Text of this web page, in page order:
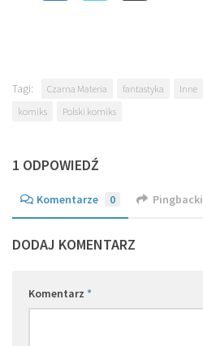
Tagi: Czarna Materia fantastyka Inne
komiks
Polski komiks
1 ODPOWIEDŹ
Komentarze 0 Pingbacki
DODAJ KOMENTARZ
Komentarz *